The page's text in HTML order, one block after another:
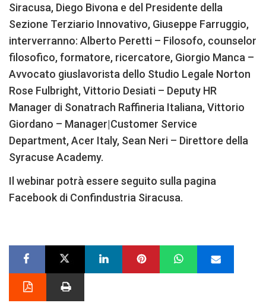
Siracusa, Diego Bivona e del Presidente della
Sezione Terziario Innovativo, Giuseppe Farruggio,
interverranno: Alberto Peretti – Filosofo, counselor
filosofico, formatore, ricercatore, Giorgio Manca –
Avvocato giuslavorista dello Studio Legale Norton
Rose Fulbright, Vittorio Desiati – Deputy HR
Manager di Sonatrach Raffineria Italiana, Vittorio
Giordano – Manager|Customer Service
Department, Acer Italy, Sean Neri – Direttore della
Syracuse Academy.
Il webinar potrà essere seguito sulla pagina
Facebook di Confindustria Siracusa.